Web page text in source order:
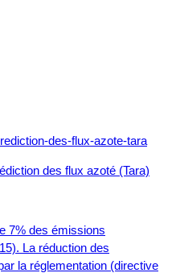
des flux azoté (Tara)
7% des émissions
La réduction des
la réglementation (directive